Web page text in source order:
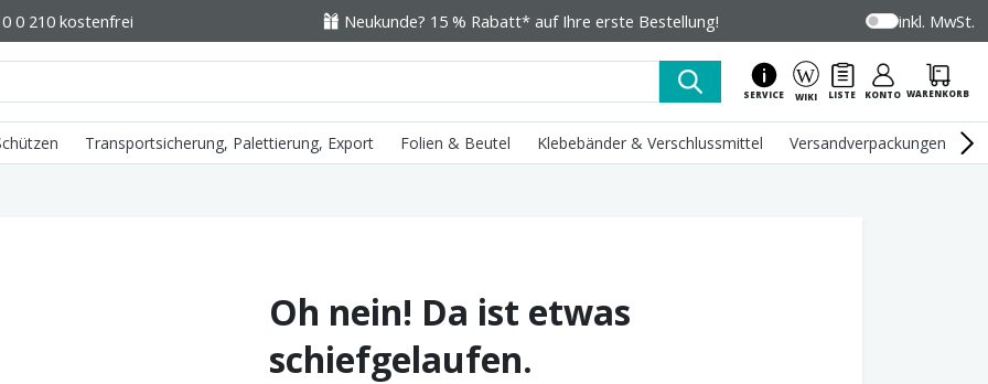
0 210 kostenfrei Neukunde? 15 % Rabatt* auf Ihre erste Bestellung! inkl. MwSt.
SERVICE WIKI LISTE KONTO WARENKORB
Transportsicherung, Palettierung, Export Folien & Beutel Klebebänder & Verschlussmittel Versandverpackungen
Oh nein! Da ist etwas
schiefgelaufen.